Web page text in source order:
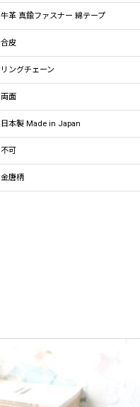
牛革 真鍮ファスナー 綿テープ
合皮
リングチェーン
両面
日本製 Made in Japan
不可
金唐柄